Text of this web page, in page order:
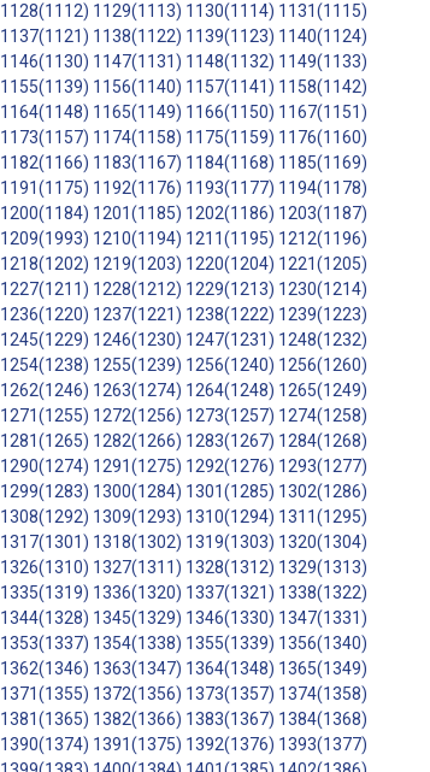
1128(1112) 1129(1113) 1130(1114) 1131(1115)
1137(1121) 1138(1122) 1139(1123) 1140(1124)
1146(1130) 1147(1131) 1148(1132) 1149(1133)
1155(1139) 1156(1140) 1157(1141) 1158(1142)
1164(1148) 1165(1149) 1166(1150) 1167(1151)
1173(1157) 1174(1158) 1175(1159) 1176(1160)
1182(1166) 1183(1167) 1184(1168) 1185(1169)
1191(1175) 1192(1176) 1193(1177) 1194(1178)
1200(1184) 1201(1185) 1202(1186) 1203(1187)
1209(1993) 1210(1194) 1211(1195) 1212(1196)
1218(1202) 1219(1203) 1220(1204) 1221(1205)
1227(1211) 1228(1212) 1229(1213) 1230(1214)
1236(1220) 1237(1221) 1238(1222) 1239(1223)
1245(1229) 1246(1230) 1247(1231) 1248(1232)
1254(1238) 1255(1239) 1256(1240) 1256(1260)
1262(1246) 1263(1274) 1264(1248) 1265(1249)
1271(1255) 1272(1256) 1273(1257) 1274(1258)
1281(1265) 1282(1266) 1283(1267) 1284(1268)
1290(1274) 1291(1275) 1292(1276) 1293(1277)
1299(1283) 1300(1284) 1301(1285) 1302(1286)
1308(1292) 1309(1293) 1310(1294) 1311(1295)
1317(1301) 1318(1302) 1319(1303) 1320(1304)
1326(1310) 1327(1311) 1328(1312) 1329(1313)
1335(1319) 1336(1320) 1337(1321) 1338(1322)
1344(1328) 1345(1329) 1346(1330) 1347(1331)
1353(1337) 1354(1338) 1355(1339) 1356(1340)
1362(1346) 1363(1347) 1364(1348) 1365(1349)
1371(1355) 1372(1356) 1373(1357) 1374(1358)
1381(1365) 1382(1366) 1383(1367) 1384(1368)
1390(1374) 1391(1375) 1392(1376) 1393(1377)